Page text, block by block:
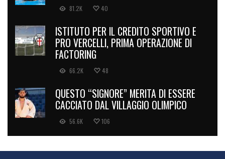
81.2K 40
ISTITUTO PER IL CREDITO SPORTIVO E
PRO VERCELLI, PRIMA OPERAZIONE DI
FACTORING
66.2K 48
QUESTO “SIGNORE” MERITA DI ESSERE
CACCIATO DAL VILLAGGIO OLIMPICO
56.6K 106